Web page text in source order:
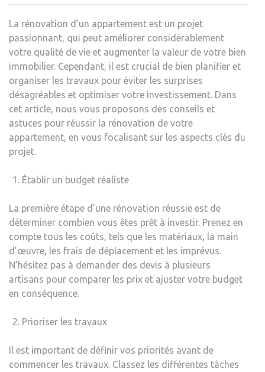
La rénovation d’un appartement est un projet
passionnant, qui peut améliorer considérablement
votre qualité de vie et augmenter la valeur de votre bien
immobilier. Cependant, il est crucial de bien planifier et
organiser les travaux pour éviter les surprises
désagréables et optimiser votre investissement. Dans
cet article, nous vous proposons des conseils et
astuces pour réussir la rénovation de votre
appartement, en vous focalisant sur les aspects clés du
projet.
Établir un budget réaliste
La première étape d’une rénovation réussie est de
déterminer combien vous êtes prêt à investir. Prenez en
compte tous les coûts, tels que les matériaux, la main
d’œuvre, les frais de déplacement et les imprévus.
N’hésitez pas à demander des devis à plusieurs
artisans pour comparer les prix et ajuster votre budget
en conséquence.
Prioriser les travaux
Il est important de définir vos priorités avant de
commencer les travaux. Classez les différentes tâches